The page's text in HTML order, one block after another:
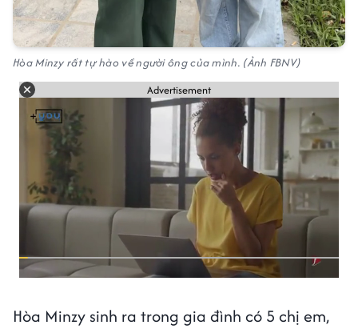
Hòa Minzy rất tự hào về người ông của mình. (Ảnh FBNV)
Advertisement
Hòa Minzy sinh ra trong gia đình có 5 chị em,